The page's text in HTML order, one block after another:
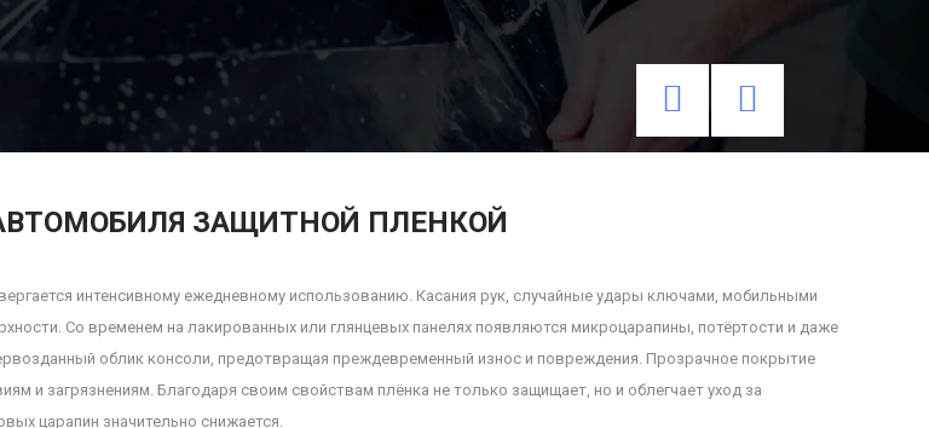
ЗАЩИТНОЙ ПЛЕНКОЙ
интенсивному ежедневному использованию. Касания рук, случайные удары ключами, мобильными
Со временем на лакированных или глянцевых панелях появляются микроцарапины, потёртости и даже
облик консоли, предотвращая преждевременный износ и повреждения. Прозрачное покрытие
и загрязнениям. Благодаря своим свойствам плёнка не только защищает, но и облегчает уход за
царапин значительно снижается.